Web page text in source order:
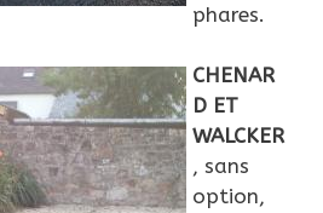
phares.
CHENAR
D ET
WALCKER
, sans
option,